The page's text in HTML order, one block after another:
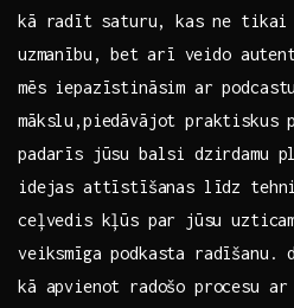
kā radīt⁤ saturu, kas ne tikai⁣
⁣uzmanību, bet ⁤arī⁢ veido
mēs iepazīstināsim ar
mākslu,piedāvājot praktiskus
padarīs jūsu balsi dzirdamu
‌idejas ‌attīstīšanas līdz
ceļvedis kļūs‌ par ⁤jūsu
veiksmīga podkasta
kā apvienot radošo procesu